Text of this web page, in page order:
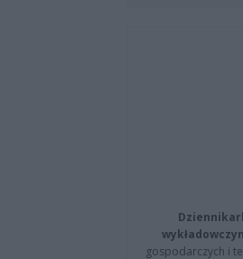
gospodarczych i